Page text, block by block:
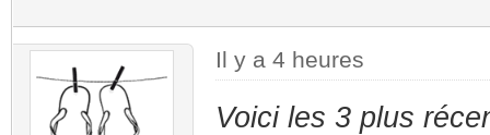
Il y a 4 heures
Voici les 3 plus